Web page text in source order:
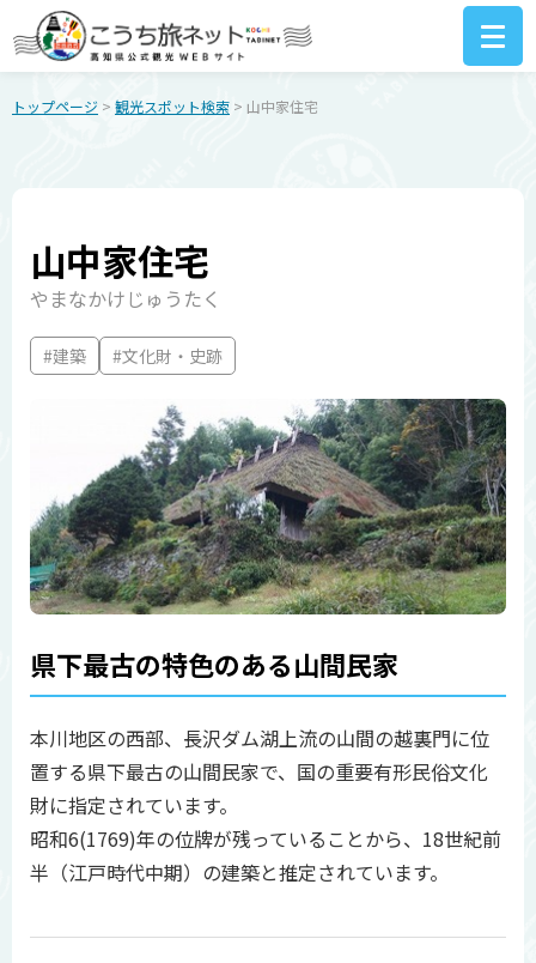
トップページ > 観光スポット検索 > 山中家住宅
山中家住宅
やまなかけじゅうたく
#建築 #文化財・史跡
県下最古の特色のある山間民家
本川地区の西部、長沢ダム湖上流の山間の越裏門に位
置する県下最古の山間民家で、国の重要有形民俗文化
財に指定されています。
昭和6(1769)年の位牌が残っていることから、18世紀前
半（江戸時代中期）の建築と推定されています。